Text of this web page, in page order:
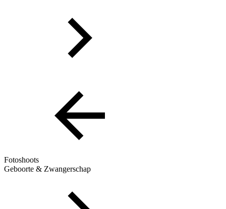
Fotoshoots
Geboorte & Zwangerschap